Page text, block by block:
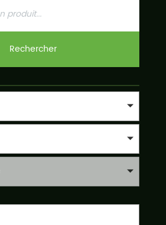
Rechercher